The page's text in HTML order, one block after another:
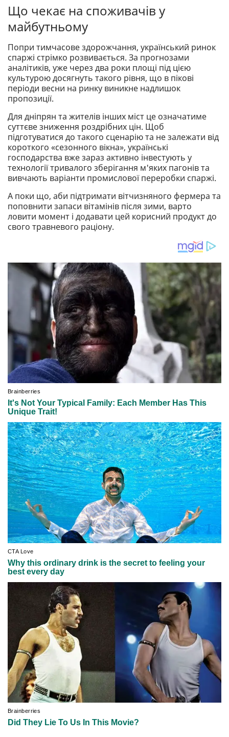
Що чекає на споживачів у
майбутньому
Попри тимчасове здорожчання, український ринок
спаржі стрімко розвивається. За прогнозами
аналітиків, уже через два роки площі під цією
культурою досягнуть такого рівня, що в пікові
періоди весни на ринку виникне надлишок
пропозиції.
Для дніпрян та жителів інших міст це означатиме
суттєве зниження роздрібних цін. Щоб
підготуватися до такого сценарію та не залежати від
короткого «сезонного вікна», українські
господарства вже зараз активно інвестують у
технології тривалого зберігання м'яких пагонів та
вивчають варіанти промислової переробки спаржі.
А поки що, аби підтримати вітчизняного фермера та
поповнити запаси вітамінів після зими, варто
ловити момент і додавати цей корисний продукт до
свого травневого раціону.